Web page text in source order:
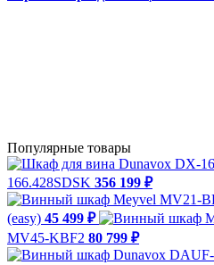
Популярные товары
166.428SDSK 356 199 ₽
(easy) 45 499 ₽
MV45-KBF2 80 799 ₽